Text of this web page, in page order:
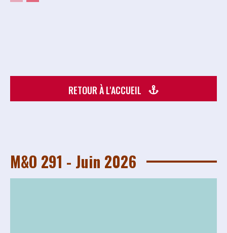
RETOUR À L'ACCUEIL
M&O 291 - Juin 2026